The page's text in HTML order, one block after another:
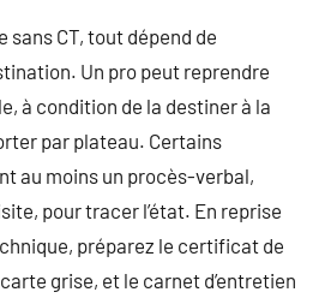
sans CT, tout dépend de
Un pro peut reprendre
à condition de la destiner à la
par plateau. Certains
au moins un procès-verbal,
pour tracer l’état. En reprise
préparez le certificat de
grise, et le carnet d’entretien